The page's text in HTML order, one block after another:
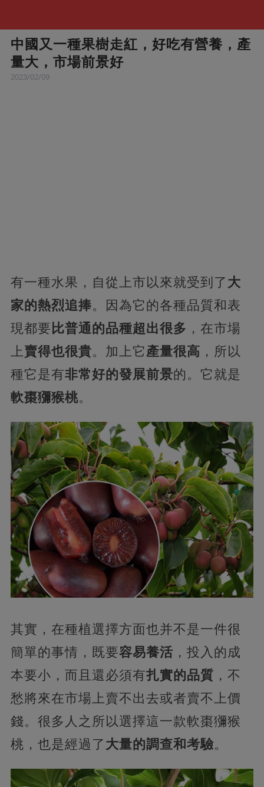
中國又一種果樹走紅，好吃有營養，產
量大，市場前景好
2023/02/09
有一種水果，自從上市以來就受到了 大
家的熱烈追捧。因為它的各種品質和表
現都要 比普通的品種超出很多 ，在市場
上賣得也很貴。加上它產量很高 ，所以
種它是有非常好的發展前景的。它就是
軟棗獼猴桃。
其實，在種植選擇方面也并不是一件很
簡單的事情，既要容易養活 ，投入的成
本要小，而且還必須有扎實的品質 ，不
愁將來在市場上賣不出去或者賣不上價
錢。很多人之所以選擇這一款軟棗獼猴
桃，也是經過了 大量的調查和考驗。